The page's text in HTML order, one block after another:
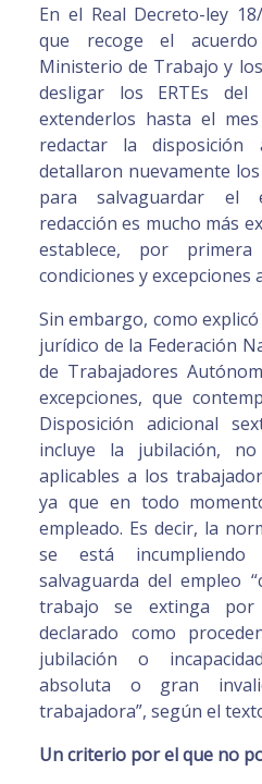
En el Real Decreto-ley
que recoge el
Ministerio de Trabajo y
desligar los ERTEs
extenderlos hasta el
redactar la
detallaron nuevamente
para salvaguardar el
redacción es mucho más
establece, por
condiciones y excepciones
Sin embargo, como
jurídico de la Federación
de Trabajadores
excepciones, que
Disposición adicional
incluye la jubilación,
aplicables a los
ya que en todo
empleado. Es decir, la
se está
salvaguarda del empleo
trabajo se extinga por
declarado como
jubilación o
absoluta o gran
trabajadora”, según el
Un criterio por el que no